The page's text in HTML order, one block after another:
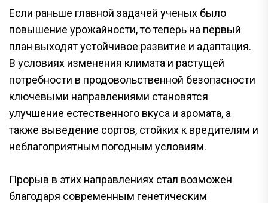
Если раньше главной задачей ученых было
повышение урожайности, то теперь на первый
план выходят устойчивое развитие и адаптация.
В условиях изменения климата и растущей
потребности в продовольственной безопасности
ключевыми направлениями становятся
улучшение естественного вкуса и аромата, а
также выведение сортов, стойких к вредителям и
неблагоприятным погодным условиям.
Прорыв в этих направлениях стал возможен
благодаря современным генетическим